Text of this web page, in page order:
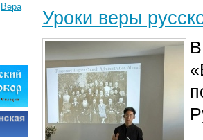
Уроки веры
Вера